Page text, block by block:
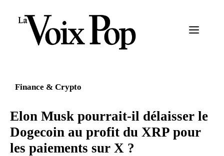
Menu
Finance & Crypto
Elon Musk pourrait-il délaisser le
Dogecoin au profit du XRP pour
les paiements sur X ?